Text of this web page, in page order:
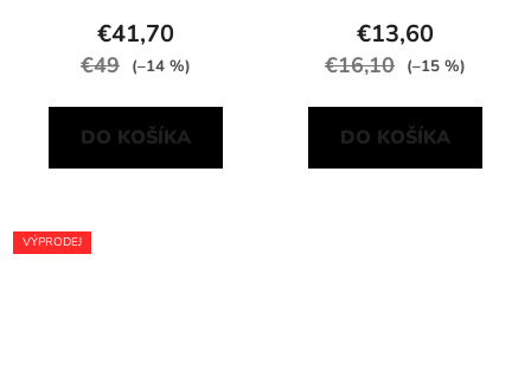
€41,70
€49 (–14 %)
DO KOŠÍKA
€13,60
€16,10 (–15 %)
DO KOŠÍKA
VÝPRODEJ